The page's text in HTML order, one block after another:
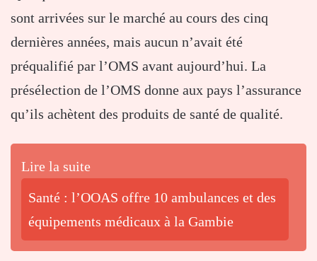
sont arrivées sur le marché au cours des cinq
dernières années, mais aucun n’avait été
préqualifié par l’OMS avant aujourd’hui. La
présélection de l’OMS donne aux pays l’assurance
qu’ils achètent des produits de santé de qualité.
Lire la suite
Santé : l’OOAS offre 10 ambulances et des
équipements médicaux à la Gambie